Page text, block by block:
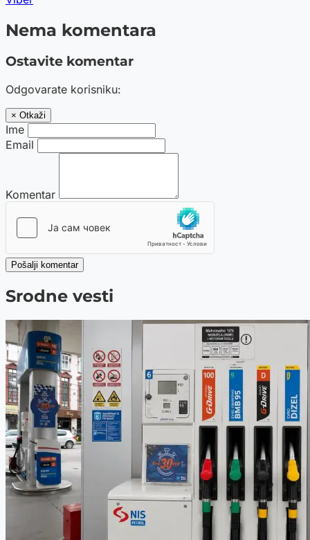
Nema komentara
Ostavite komentar
Odgovarate korisniku:
× Otkaži
Ime
Email
Komentar
Pošalji komentar
Srodne vesti